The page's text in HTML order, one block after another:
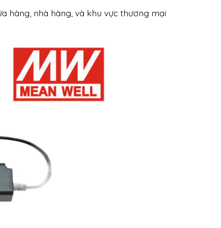
hàng, nhà hàng, và khu vực thương mại